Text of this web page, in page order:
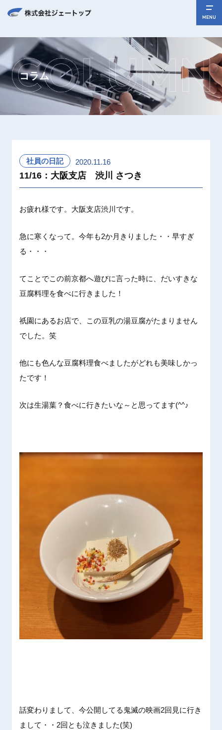
MENU
コラム
社員の日記 2020.11.16
11/16：大阪支店 渋川 さつき
お疲れ様です。大阪支店渋川です。
急に寒くなって。今年も2か月きりました・・早すぎ
る・・・
てことでこの前京都へ遊びに言った時に、だいすきな
豆腐料理を食べに行きました！
祇園にあるお店で、この豆乳の湯豆腐がたまりません
でした。笑
他にも色んな豆腐料理食べましたがどれも美味しかっ
たです！
次は生湯葉？食べに行きたいな～と思ってます(^^♪
話変わりまして、今公開してる鬼滅の映画2回見に行き
まして・・2回とも泣きました(笑)